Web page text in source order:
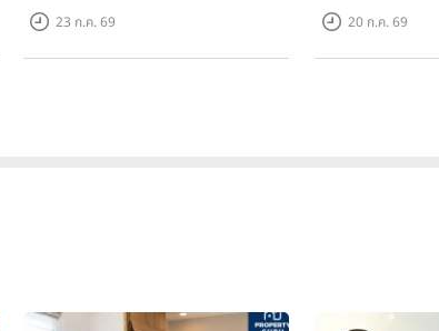
23 ก.ค. 69 20 ก.ค. 69